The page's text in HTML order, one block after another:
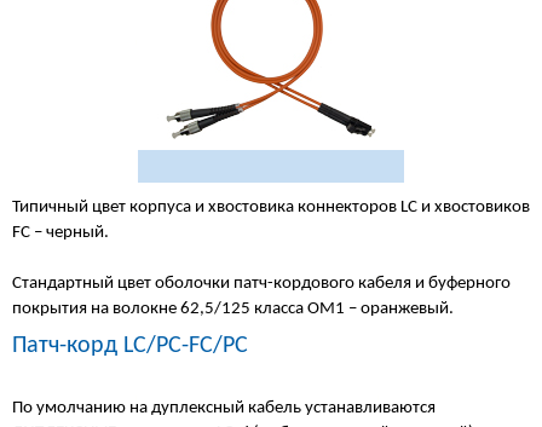
Типичный цвет корпуса и хвостовика коннекторов LC и хвостовиков
FC – черный.
Стандартный цвет оболочки патч-кордового кабеля и буферного
покрытия на волокне 62,5/125 класса ОМ1 – оранжевый.
Патч-корд LC/PC-FC/PC
По умолчанию на дуплексный кабель устанавливаются